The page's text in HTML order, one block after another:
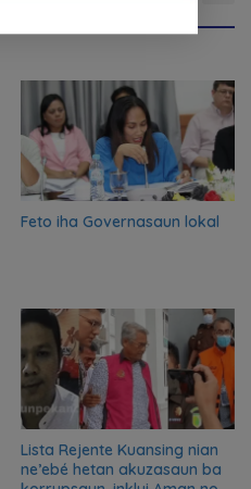
Feto iha Governasaun lokal
Lista Rejente Kuansing nian
ne’ebé hetan akuzasaun ba